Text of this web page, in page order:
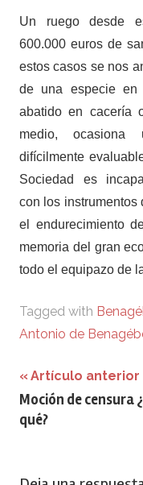
Un ruego desde
600.000 euros de
estos casos se nos
de una especie en
abatido en cacería
medio, ocasiona
difícilmente
Sociedad es
con los instrumentos
el endurecimiento
memoria del gran
todo el equipazo de
Tagged with
Antonio de
Navegación
de
Artículo anterior
Moción de censura
qué?